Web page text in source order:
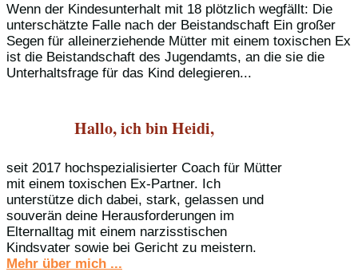
Wenn der Kindesunterhalt mit 18 plötzlich wegfällt: Die
unterschätzte Falle nach der Beistandschaft Ein großer
Segen für alleinerziehende Mütter mit einem toxischen Ex
ist die Beistandschaft des Jugendamts, an die sie die
Unterhaltsfrage für das Kind delegieren...
Hallo, ich bin Heidi,
seit 2017 hochspezialisierter Coach für Mütter
mit einem toxischen Ex-Partner. Ich
unterstütze dich dabei, stark, gelassen und
souverän deine Herausforderungen im
Elternalltag mit einem narzisstischen
Kindsvater sowie bei Gericht zu meistern.
Mehr über mich ...